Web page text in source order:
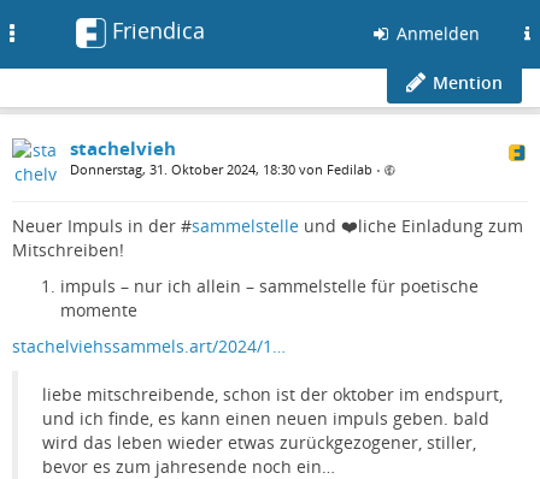
Friendica Anmelden
Mention
stachelvieh
Donnerstag, 31. Oktober 2024, 18:30 von Fedilab •
Neuer Impuls in der #sammelstelle und ❤️liche Einladung zum
Mitschreiben!
impuls – nur ich allein – sammelstelle für poetische
momente
stachelviehssammels.art/2024/1…
liebe mitschreibende, schon ist der oktober im endspurt,
und ich finde, es kann einen neuen impuls geben. bald
wird das leben wieder etwas zurückgezogener, stiller,
bevor es zum jahresende noch ein…